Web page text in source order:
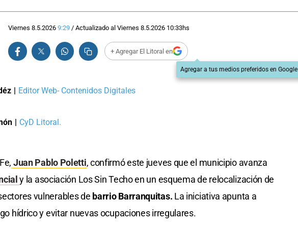
Viernes 8.5.2026 9:29 / Actualizado al Viernes 8.5.2026 10:33hs
+ Agregar El Litoral en
Agregar a tus medios preferidos en Google
| Editor Web- Contenidos Digitales
| CyD Litoral.
Juan Pablo Poletti, confirmó este jueves que el municipio avanza
y la asociación Los Sin Techo en un esquema de relocalización de
vulnerables de barrio Barranquitas. La iniciativa apunta a
hídrico y evitar nuevas ocupaciones irregulares.